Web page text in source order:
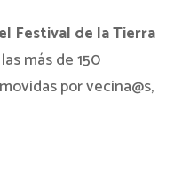
Festival de la Tierra
más de 150
por vecina@s,